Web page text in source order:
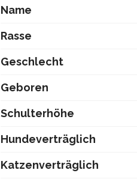
Name
Rasse
Geschlecht
Geboren
Schulterhöhe
Hundeverträglich
Katzenverträglich